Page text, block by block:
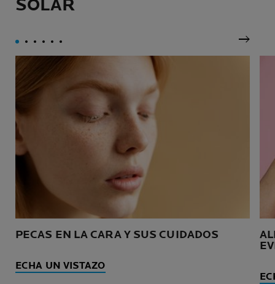
SOLAR
PECAS EN LA CARA Y SUS CUIDADOS
ECHA UN VISTAZO